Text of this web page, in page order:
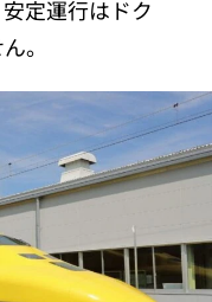
定運行はドク
。